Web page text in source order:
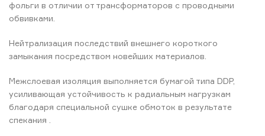
фольги в отличии от трансформаторов с проводными
обвивками.
Нейтрализация последствий внешнего короткого
замыкания посредством новейших материалов.
Межслоевая изоляция выполняется бумагой типа DDP,
усиливающая устойчивость к радиальным нагрузкам
благодаря специальной сушке обмоток в результате
спекания .